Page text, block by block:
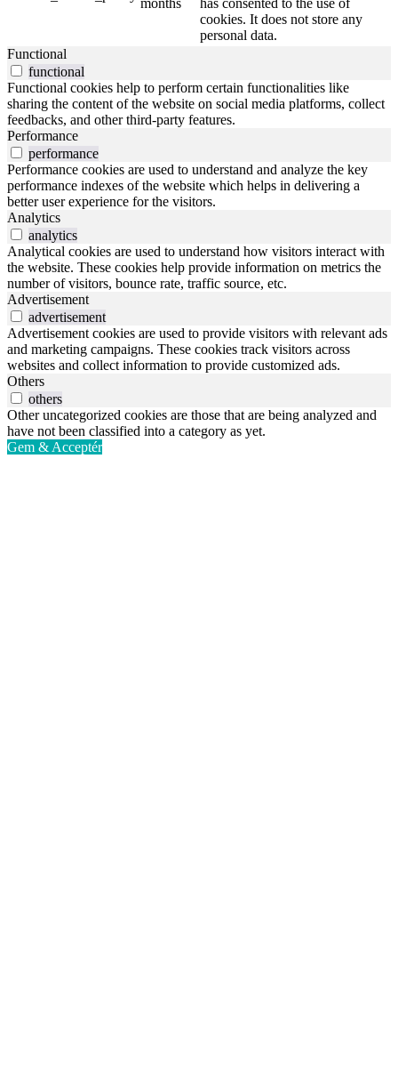
months
has consented to the use of
cookies. It does not store any
personal data.
Functional
functional
Functional cookies help to perform certain functionalities like
sharing the content of the website on social media platforms, collect
feedbacks, and other third-party features.
Performance
performance
Performance cookies are used to understand and analyze the key
performance indexes of the website which helps in delivering a
better user experience for the visitors.
Analytics
analytics
Analytical cookies are used to understand how visitors interact with
the website. These cookies help provide information on metrics the
number of visitors, bounce rate, traffic source, etc.
Advertisement
advertisement
Advertisement cookies are used to provide visitors with relevant ads
and marketing campaigns. These cookies track visitors across
websites and collect information to provide customized ads.
Others
others
Other uncategorized cookies are those that are being analyzed and
have not been classified into a category as yet.
Gem & Acceptér